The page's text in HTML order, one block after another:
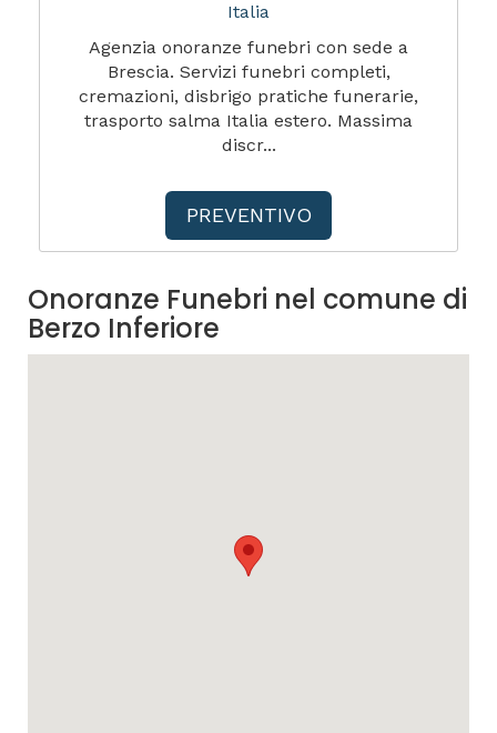
Italia
Agenzia onoranze funebri con sede a
Brescia. Servizi funebri completi,
cremazioni, disbrigo pratiche funerarie,
trasporto salma Italia estero. Massima
discr...
PREVENTIVO
Onoranze Funebri nel comune di
Berzo Inferiore